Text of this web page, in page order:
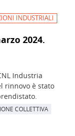
INDUSTRIALI
2024.
Industria
rinnovo è stato
COLLETTIVA